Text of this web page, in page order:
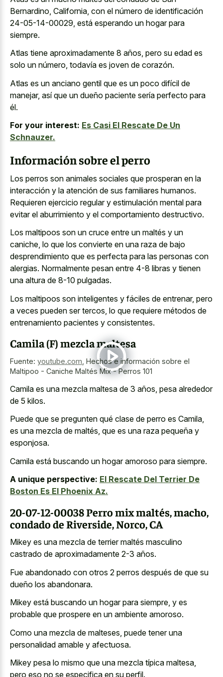
Bernardino, California, con el número de identificación
24-05-14-00029, está esperando un hogar para
siempre.
Atlas tiene aproximadamente 8 años, pero su edad es
solo un número, todavía es joven de corazón.
Atlas es un anciano gentil que es un poco difícil de
manejar, así que un dueño paciente sería perfecto para
él.
For your interest: Es Casi El Rescate De Un
Schnauzer.
Información sobre el perro
Los perros son animales sociales que prosperan en la
interacción y la atención de sus familiares humanos.
Requieren ejercicio regular y estimulación mental para
evitar el aburrimiento y el comportamiento destructivo.
Los maltipoos son un cruce entre un maltés y un
caniche, lo que los convierte en una raza de bajo
desprendimiento que es perfecta para las personas con
alergias. Normalmente pesan entre 4-8 libras y tienen
una altura de 8-10 pulgadas.
Los maltipoos son inteligentes y fáciles de entrenar, pero
a veces pueden ser tercos, lo que requiere métodos de
entrenamiento pacientes y consistentes.
Camila (F) mezcla maltesa
Fuente: youtube.com, Hechos e información sobre el
Maltipoo - Caniche Maltés Mix - Perros 101
Camila es una mezcla maltesa de 3 años, pesa alrededor
de 5 kilos.
Puede que se pregunten qué clase de perro es Camila,
es una mezcla de maltés, que es una raza pequeña y
esponjosa.
Camila está buscando un hogar amoroso para siempre.
A unique perspective: El Rescate Del Terrier De
Boston Es El Phoenix Az.
20-07-12-00038 Perro mix maltés, macho,
condado de Riverside, Norco, CA
Mikey es una mezcla de terrier maltés masculino
castrado de aproximadamente 2-3 años.
Fue abandonado con otros 2 perros después de que su
dueño los abandonara.
Mikey está buscando un hogar para siempre, y es
probable que prospere en un ambiente amoroso.
Como una mezcla de malteses, puede tener una
personalidad amable y afectuosa.
Mikey pesa lo mismo que una mezcla típica maltesa,
pero eso no se especifica en su perfil.